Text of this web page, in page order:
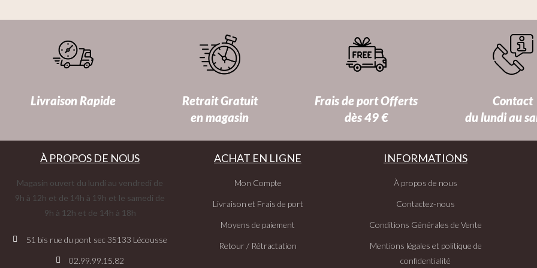
Livraison Rapide
Retrait Gratuit
en magasin
Frais de port Offerts
dès 49 €
Contact
du lundi au
À PROPOS DE NOUS
Magasin ouvert du lundi au vendredi de
9h à 12h et de 14h à 19h et le samedi de
9h à 12h et de 14h à 18h
51 bis rue du pont sec 35133 Lécousse
02.99.99.15.82
ACHAT EN LIGNE
Mon Compte
Livraison et Frais de port
Moyens de paiement
Retour / Rétractation
INFORMATIONS
À propos de nous
Contactez-nous
Conditions Générales de Vente
Mentions légales et politique de
confidentialité